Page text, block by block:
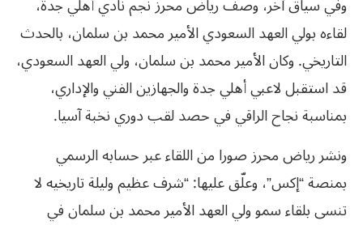
لقاءه بولي العهد السعودي الأمير محمد بن سلمان، بالحدث
التاريخي. وكان الأمير محمد بن سلمان، ولي العهد السعودي،
قد استقبل لاعبي أهلي جدة والجهازين الفني والإداري،
بمناسبة نجاح الراقي في حصد لقب دوري نخبة آسيا.
ونشر رياض محرز صورا من اللقاء عبر حسابه الرسمي
بمنصة “إكس”، وعلّق عليها: “شرف عظيم وليلة تاريخيه لا
تنسى بلقاء سمو ولي العهد الأمير محمد بن سلمان في